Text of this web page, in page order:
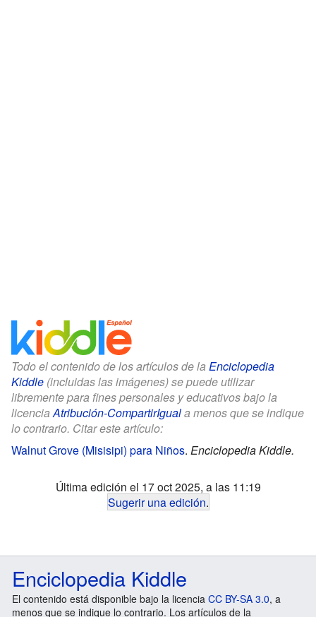
Todo el contenido de los artículos de la Enciclopedia
Kiddle (incluidas las imágenes) se puede utilizar
libremente para fines personales y educativos bajo la
licenciaAtribución-CompartirIguala menos que se indique
lo contrario. Citar este artículo:
Walnut Grove (Misisipi) para Niños. Enciclopedia Kiddle.
Última edición el 17 oct 2025, a las 11:19
Sugerir una edición.
Enciclopedia Kiddle
El contenido está disponible bajo la licencia CC BY-SA 3.0, a
menos que se indique lo contrario. Los artículos de la